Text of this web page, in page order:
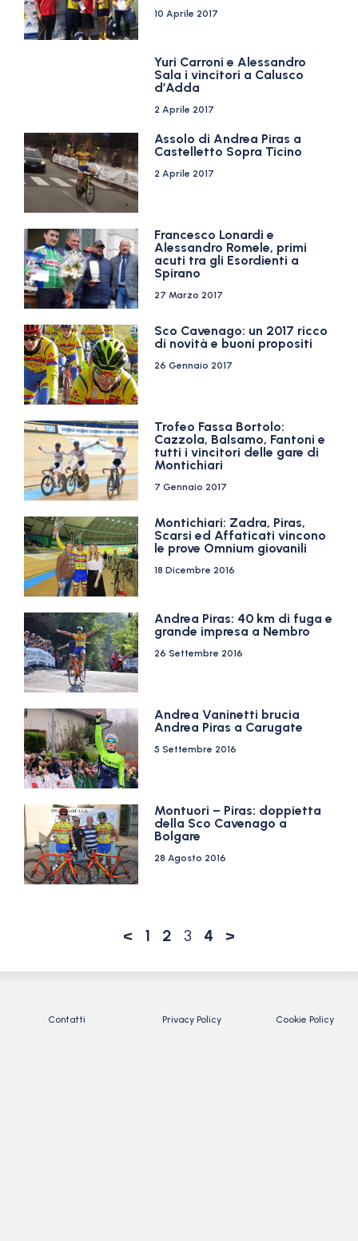
10 Aprile 2017
Yuri Carroni e Alessandro
Sala i vincitori a Calusco
d’Adda
2 Aprile 2017
Assolo di Andrea Piras a
Castelletto Sopra Ticino
2 Aprile 2017
Francesco Lonardi e
Alessandro Romele, primi
acuti tra gli Esordienti a
Spirano
27 Marzo 2017
Sco Cavenago: un 2017 ricco
di novità e buoni propositi
26 Gennaio 2017
Trofeo Fassa Bortolo:
Cazzola, Balsamo, Fantoni e
tutti i vincitori delle gare di
Montichiari
7 Gennaio 2017
Montichiari: Zadra, Piras,
Scarsi ed Affaticati vincono
le prove Omnium giovanili
18 Dicembre 2016
Andrea Piras: 40 km di fuga e
grande impresa a Nembro
26 Settembre 2016
Andrea Vaninetti brucia
Andrea Piras a Carugate
5 Settembre 2016
Montuori – Piras: doppietta
della Sco Cavenago a
Bolgare
28 Agosto 2016
< 1 2 3 4 >
Contatti Privacy Policy Cookie Policy